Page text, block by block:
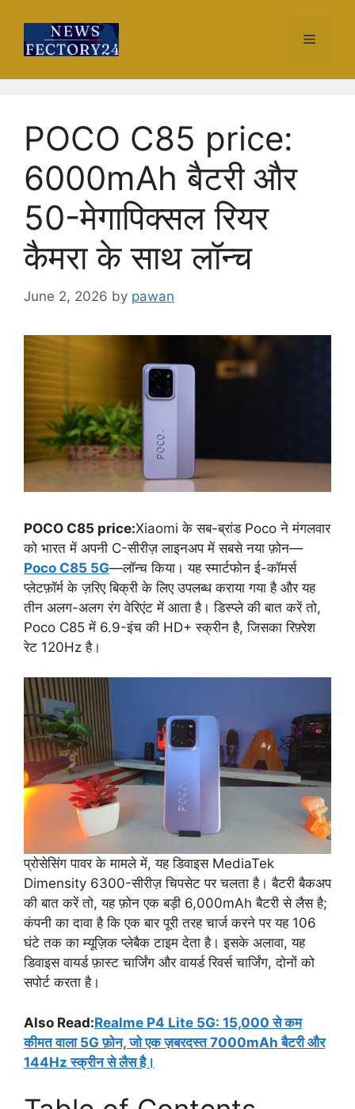
content
Menu
POCO C85 price:
6000mAh बैटरी और
50-मेगापिक्सल रियर
कैमरा के साथ लॉन्च
June 2, 2026 by pawan
POCO C85 price:Xiaomi के सब-ब्रांड Poco ने मंगलवार
को भारत में अपनी C-सीरीज़ लाइनअप में सबसे नया फ़ोन—
Poco C85 5G—लॉन्च किया। यह स्मार्टफोन ई-कॉमर्स
प्लेटफ़ॉर्म के ज़रिए बिक्री के लिए उपलब्ध कराया गया है और यह
तीन अलग-अलग रंग वेरिएंट में आता है। डिस्प्ले की बात करें तो,
Poco C85 में 6.9-इंच की HD+ स्क्रीन है, जिसका रिफ़्रेश
रेट 120Hz है।
प्रोसेसिंग पावर के मामले में, यह डिवाइस MediaTek
Dimensity 6300-सीरीज़ चिपसेट पर चलता है। बैटरी बैकअप
की बात करें तो, यह फ़ोन एक बड़ी 6,000mAh बैटरी से लैस है;
कंपनी का दावा है कि एक बार पूरी तरह चार्ज करने पर यह 106
घंटे तक का म्यूज़िक प्लेबैक टाइम देता है। इसके अलावा, यह
डिवाइस वायर्ड फ़ास्ट चार्जिंग और वायर्ड रिवर्स चार्जिंग, दोनों को
सपोर्ट करता है।
Also Read:Realme P4 Lite 5G: 15,000 से कम
कीमत वाला 5G फ़ोन, जो एक ज़बरदस्त 7000mAh बैटरी और
144Hz स्क्रीन से लैस है।